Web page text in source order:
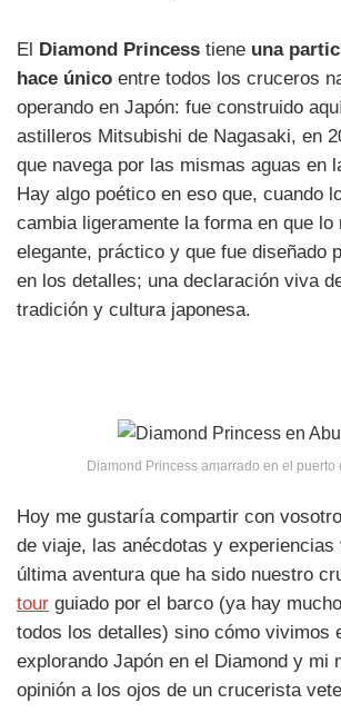
El Diamond Princess tiene una
hace único entre todos los cruceros
operando en Japón: fue construido
astilleros Mitsubishi de Nagasaki, en
que navega por las mismas aguas en
Hay algo poético en eso que, cuando
cambia ligeramente la forma en que
elegante, práctico y que fue diseñado
en los detalles; una declaración viva
tradición y cultura japonesa.
Diamond Princess amarrado en el puerto
Hoy me gustaría compartir con
de viaje, las anécdotas y
última aventura que ha sido nuestro
tour guiado por el barco (ya hay
todos los detalles) sino cómo vivimos
explorando Japón en el Diamond y mi
opinión a los ojos de un crucerista